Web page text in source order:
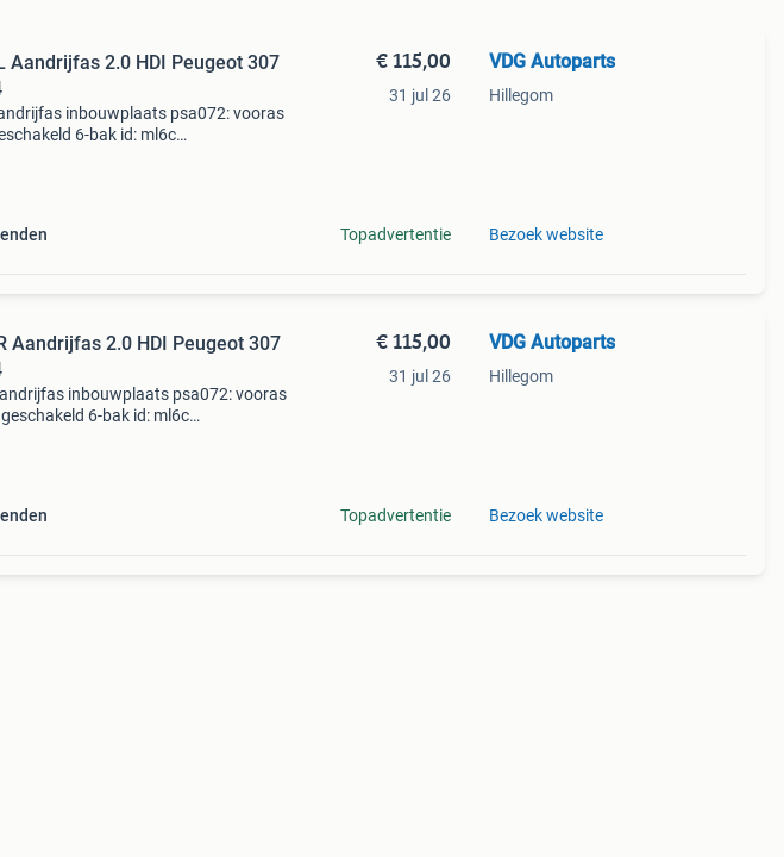
Aandrijfas 2.0 HDI Peugeot 307
inbouwplaats psa072: vooras
6-bak id: ml6c
€ 115,00
31 jul 26
Topadvertentie
VDG Autoparts
Hillegom
Bezoek website
Aandrijfas 2.0 HDI Peugeot 307
inbouwplaats psa072: vooras
6-bak id: ml6c
€ 115,00
31 jul 26
Topadvertentie
VDG Autoparts
Hillegom
Bezoek website